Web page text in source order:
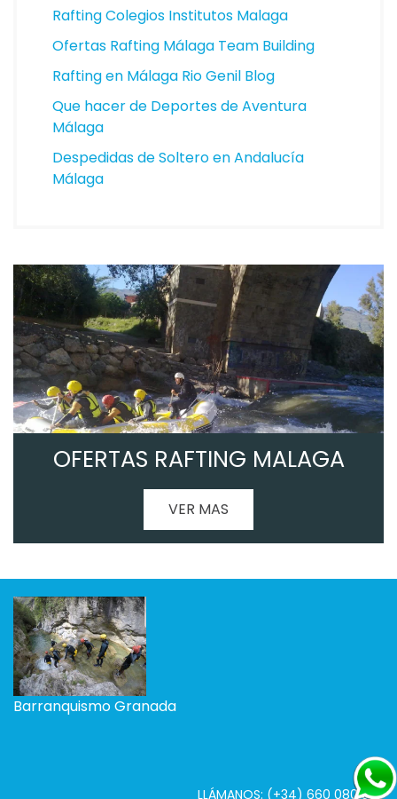
Rafting Colegios Institutos Malaga
Ofertas Rafting Málaga Team Building
Rafting en Málaga Rio Genil Blog
Que hacer de Deportes de Aventura
Málaga
Despedidas de Soltero en Andalucía
Málaga
OFERTAS RAFTING MALAGA
VER MAS
Barranquismo Granada
LLÁMANOS: (+34) 660 080 565